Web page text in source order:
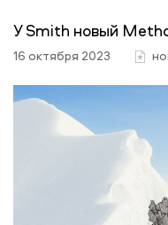
У Smith новый
16 октября 2023